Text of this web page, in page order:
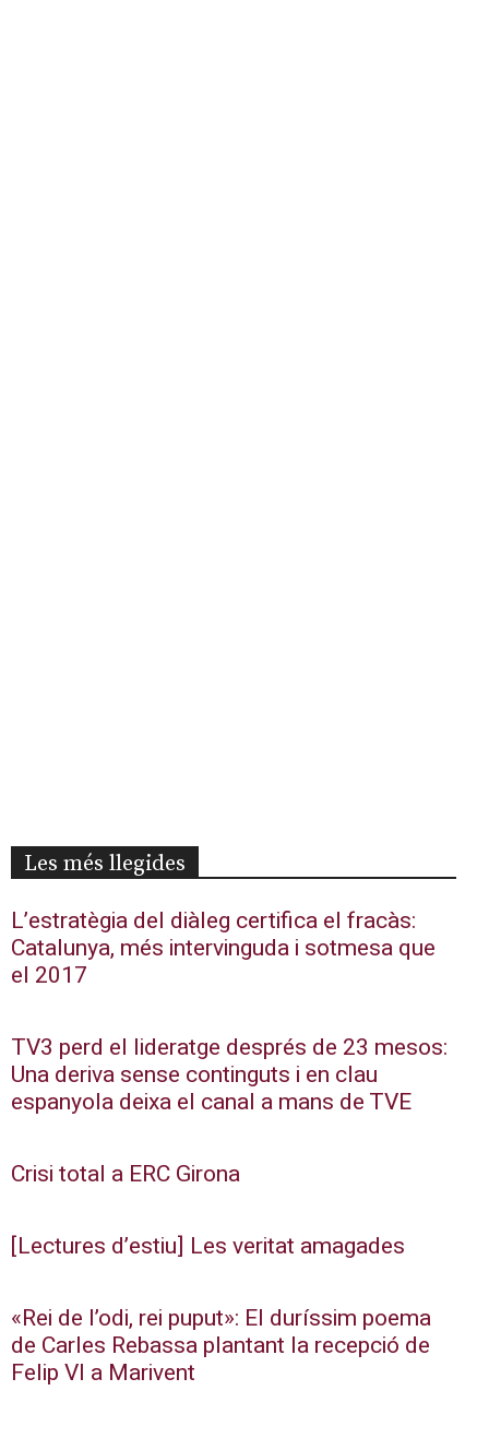
Les més llegides
L’estratègia del diàleg certifica el fracàs:
Catalunya, més intervinguda i sotmesa que
el 2017
TV3 perd el lideratge després de 23 mesos:
Una deriva sense continguts i en clau
espanyola deixa el canal a mans de TVE
Crisi total a ERC Girona
[Lectures d’estiu] Les veritat amagades
«Rei de l’odi, rei puput»: El duríssim poema
de Carles Rebassa plantant la recepció de
Felip VI a Marivent